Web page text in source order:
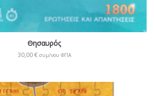
Θησαυρός
30,00€ συμ/νου ΦΠΑ